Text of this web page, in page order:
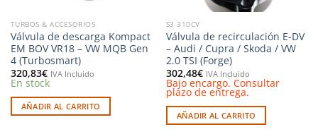
TURBOS & ACCESORIOS
Válvula de descarga Kompact
EM BOV VR18 – VW MQB Gen
4 (Turbosmart)
320,83€ IVA Incluido
En stock
AÑADIR AL CARRITO
S3 310CV
Válvula de recirculación E-DV
– Audi / Cupra / Skoda / VW
2.0 TSI (Forge)
302,48€ IVA Incluido
Bajo encargo. Consultar
plazo de entrega.
AÑADIR AL CARRITO